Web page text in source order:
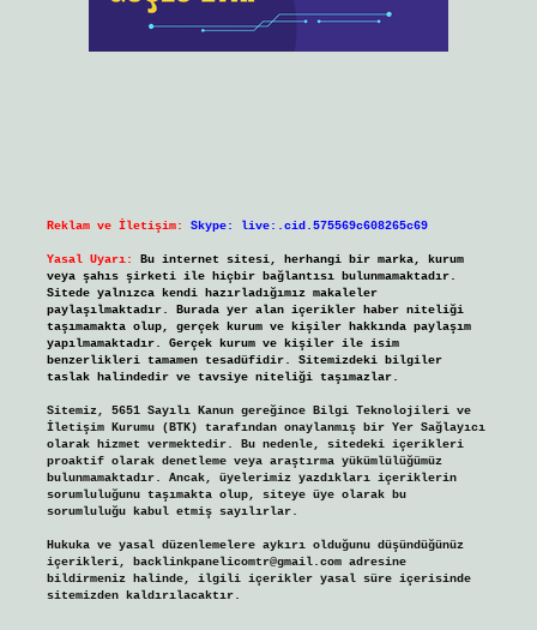
Reklam ve İletişim: Skype: live:.cid.575569c608265c69
Yasal Uyarı:
Bu internet sitesi, herhangi bir marka, kurum
veya şahıs şirketi ile hiçbir bağlantısı bulunmamaktadır.
Sitede yalnızca kendi hazırladığımız makaleler
paylaşılmaktadır. Burada yer alan içerikler haber niteliği
taşımamakta olup, gerçek kurum ve kişiler hakkında paylaşım
yapılmamaktadır. Gerçek kurum ve kişiler ile isim
benzerlikleri tamamen tesadüfidir. Sitemizdeki bilgiler
taslak halindedir ve tavsiye niteliği taşımazlar.
Sitemiz, 5651 Sayılı Kanun gereğince Bilgi Teknolojileri ve
İletişim Kurumu (BTK) tarafından onaylanmış bir Yer Sağlayıcı
olarak hizmet vermektedir. Bu nedenle, sitedeki içerikleri
proaktif olarak denetleme veya araştırma yükümlülüğümüz
bulunmamaktadır. Ancak, üyelerimiz yazdıkları içeriklerin
sorumluluğunu taşımakta olup, siteye üye olarak bu
sorumluluğu kabul etmiş sayılırlar.
Hukuka ve yasal düzenlemelere aykırı olduğunu düşündüğünüz
içerikleri, backlinkpanelicomtr@gmail.comadresine
bildirmeniz halinde, ilgili içerikler yasal süre içerisinde
sitemizden kaldırılacaktır.